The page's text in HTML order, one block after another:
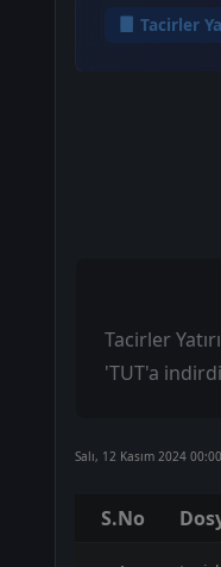
Tacirler
Tacirler
'TUT'a
Salı, 12 Kasım 2024 00:00
S.No